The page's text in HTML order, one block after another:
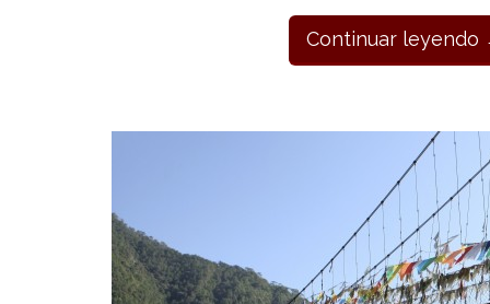
Continuar leyendo